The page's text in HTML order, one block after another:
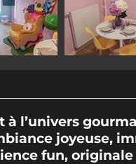
l’univers
joyeuse,
fun,